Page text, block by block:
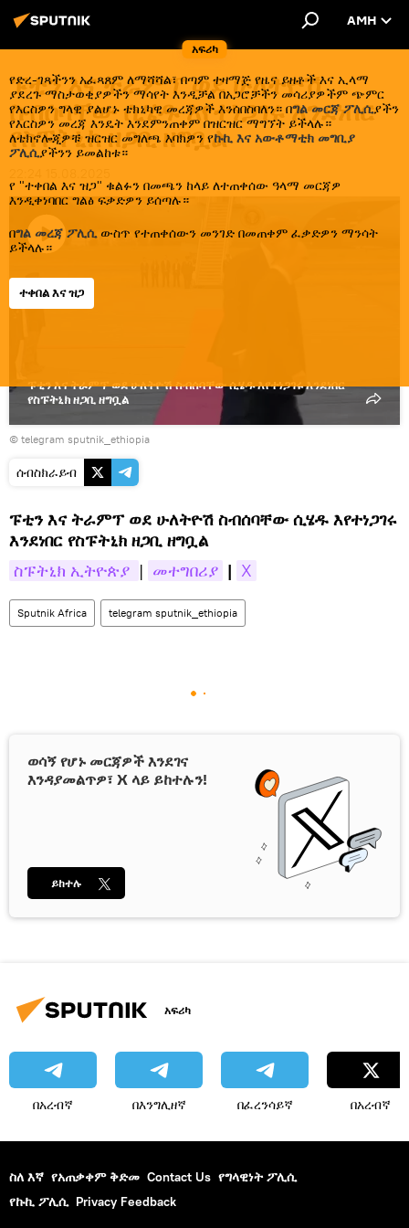
አፍሪካ
AMH
የድረ-ገጻችንን አፈጻጸም ለማሻሻል፣ በጣም ተዛማጅ የዜና ይዘቶች እና ኢላማ
ያደረጉ ማስታወቂያዎችን ማሳየት እንዲቻል በአጋሮቻችን መሳሪያዎችም ጭምር
የእርስዎን ግላዊ ያልሆኑ ቴክኒካዊ መረጃዎች እንሰበስባለን። በግል መርጃ ፖሊሲያችን
የእርስዎን መረጃ እንዴት እንደምንጠቀም በዝርዝር ማግኘት ይችላሉ።
ለቴክኖሎጂዎቹ ዝርዝር መግለጫ እባክዎን የኩኪ እና አውቶማቲክ መግቢያ
ፖሊሲያችንን ይመልከቱ።
የ "ተቀበል እና ዝጋ" ቁልፉን በመጫን ከላይ ለተጠቀሰው ዓላማ መርጃዎ
እንዲቀነባበር ግልፅ ፍቃድዎን ይሰጣሉ።
በግል መረጃ ፖሊሲውስጥ የተጠቀሰውን መንገድ በመጠቀም ፈቃድዎን ማንሳት
ይችላሉ።
ተቀበል እና ዝጋ
ፑቲን እና ትራምፕ ወደ ሁለትዮሽ
ስብሰባቸው ሲሄዱ እየተነጋገሩ እንደነበር
የስፑትኒክ ዘጋቢ ዘግቧል
ያጫውቱ
ፑቲን እና ትራምፕ ወደ ሁለትዮሽ ስብሰባቸው ሲሄዱ እየተነጋገሩ እንደነበር
የስፑትኒክ ዘጋቢ ዘግቧል
© telegram sputnik_ethiopia
ሰብስክራይብ
ፑቲን እና ትራምፕ ወደ ሁለትዮሽ ስብሰባቸው ሲሄዱ እየተነጋገሩ
እንደነበር የስፑትኒክ ዘጋቢ ዘግቧል
ስፑትኒክ ኢትዮጵያ | መተግበሪያ | X
Sputnik Africa telegram sputnik_ethiopia
ወሳኝ የሆኑ መርጃዎች እንደገና
እንዳያመልጥዎ፣ X ላይ ይከተሉን!
ይከተሉ
አፍሪካ
በአረብኛ በእንግሊዘኛ በፈረንሳይኛ በአረብኛ
ስለ እኛ የአጠቃቀም ቅድመ Contact Us የግላዊነት ፖሊሲ
የኩኪ ፖሊሲ Privacy Feedback